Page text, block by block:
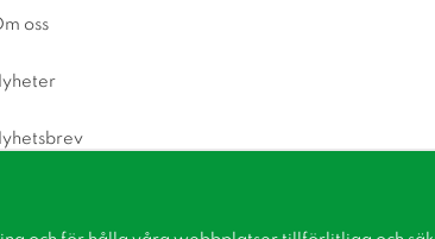
oss